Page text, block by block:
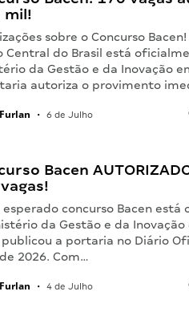
mil!
sobre o Concurso
Central do Brasil está
da Gestão e da Inovação
autoriza o provimento
• 6 de Julho
Bacen
esperado concurso Bacen
da Gestão e da Inovação
publicou a portaria no Diário
2026. Com…
• 4 de Julho